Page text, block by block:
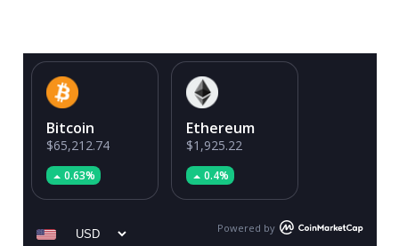
Bitcoin
$65,212.74
0.63%
Ethereum
$1,925.22
0.4%
Powered by